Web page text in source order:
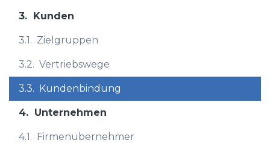
3. Kunden
3.1. Zielgruppen
3.2. Vertriebswege
3.3. Kundenbindung
4. Unternehmen
4.1. Firmenübernehmer